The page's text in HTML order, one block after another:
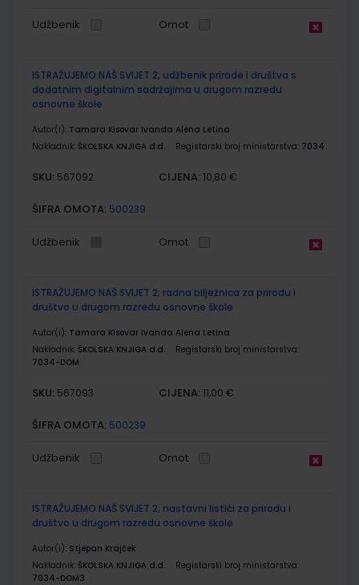
Udžbenik Omot
ISTRAŽUJEMO NAŠ SVIJET 2; udžbenik prirode i društva s
dodatnim digitalnim sadržajima u drugom razredu
osnovne škole
Autor(i): Tamara Kisovar Ivanda Alena Letina
Nakladnik: ŠKOLSKA KNJIGA d.d. Registarski broj ministarstva: 7034
SKU: 567092 CIJENA: 10,80 €
ŠIFRA OMOTA: 500239
Udžbenik Omot
ISTRAŽUJEMO NAŠ SVIJET 2; radna bilježnica za prirodu i
društvo u drugom razredu osnovne škole
Autor(i): Tamara Kisovar Ivanda Alena Letina
Nakladnik: ŠKOLSKA KNJIGA d.d.
Registarski broj ministarstva:
7034-DOM
SKU: 567093 CIJENA: 11,00 €
ŠIFRA OMOTA: 500239
Udžbenik Omot
ISTRAŽUJEMO NAŠ SVIJET 2; nastavni listići za prirodu i
društvo u drugom razredu osnovne škole
Autor(i): Stjepan Krajček
Nakladnik: ŠKOLSKA KNJIGA d.d.
Registarski broj ministarstva:
7034-DOM3